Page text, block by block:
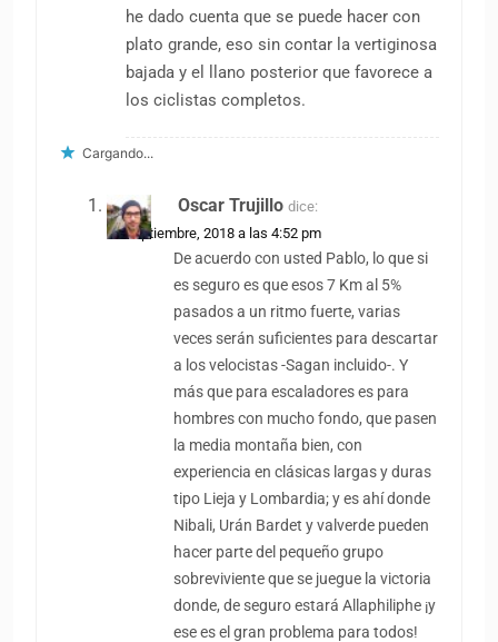
he dado cuenta que se puede hacer con
plato grande, eso sin contar la vertiginosa
bajada y el llano posterior que favorece a
los ciclistas completos.
Cargando...
Oscar Trujillo dice:
27 septiembre, 2018 a las 4:52 pm
De acuerdo con usted Pablo, lo que si
es seguro es que esos 7 Km al 5%
pasados a un ritmo fuerte, varias
veces serán suficientes para descartar
a los velocistas -Sagan incluido-. Y
más que para escaladores es para
hombres con mucho fondo, que pasen
la media montaña bien, con
experiencia en clásicas largas y duras
tipo Lieja y Lombardia; y es ahí donde
Nibali, Urán Bardet y valverde pueden
hacer parte del pequeño grupo
sobreviviente que se juegue la victoria
donde, de seguro estará Allaphiliphe ¡y
ese es el gran problema para todos!